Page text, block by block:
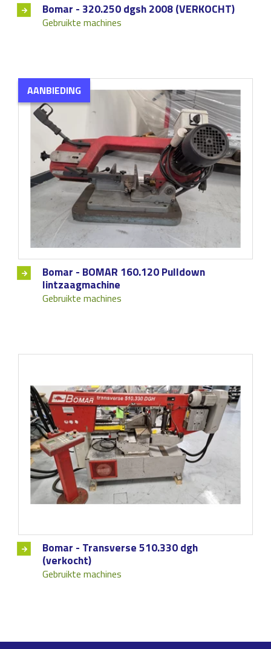
Bomar - 320.250 dgsh 2008 (VERKOCHT)
Gebruikte machines
AANBIEDING
Bomar - BOMAR 160.120 Pulldown
lintzaagmachine
Gebruikte machines
Bomar - Transverse 510.330 dgh
(verkocht)
Gebruikte machines